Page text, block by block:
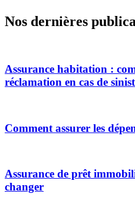
Nos dernières
Assurance habitation :
réclamation en cas de
Comment assurer les
Assurance de prêt
changer